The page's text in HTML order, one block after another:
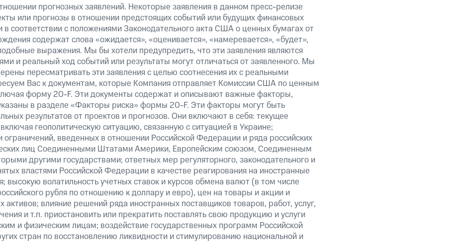
прогнозных заявлений. Некоторые заявления в данном пресс-релизе
или прогнозы в отношении предстоящих событий или будущих финансовых
в соответствии с положениями Законодательного акта США о ценных бумагах от
содержат слова «ожидается», «оценивается», «намеревается», «будет»,
выражения. Мы бы хотели предупредить, что эти заявления являются
и реальный ход событий или результаты могут отличаться от заявленного. Мы
пересматривать эти заявления с целью соотнесения их с реальными
Вас к документам, которые Компания отправляет Комиссии США по ценным
форму 20-F. Эти документы содержат и описывают важные факторы,
в разделе «Факторы риска» формы 20-F. Эти факторы могут быть
результатов от проектов и прогнозов. Они включают в себя: текущее
геополитическую ситуацию, связанную с ситуацией в Украине;
ограничений, введенных в отношении Российской Федерации и ряда российских
лиц Соединенными Штатами Америки, Европейским союзом, Соединенным
другими государствами; ответных мер регуляторного, законодательного и
властями Российской Федерации в качестве реагирования на иностранные
высокую волатильность учетных ставок и курсов обмена валют (в том числе
рубля по отношению к доллару и евро), цен на товары и акции и
активов; влияние решений ряда иностранных поставщиков товаров, работ, услуг,
и т.п. приостановить или прекратить поставлять свою продукцию и услуги
и физическим лицам; воздействие государственных программ Российской
стран по восстановлению ликвидности и стимулированию национальной и